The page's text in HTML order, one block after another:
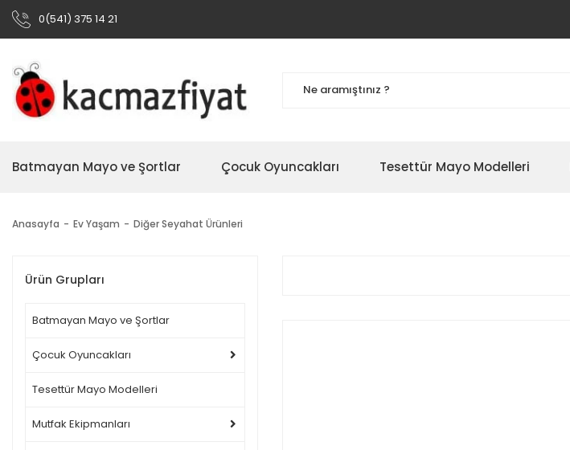
0(541) 375 14 21
Batmayan Mayo ve Şortlar Çocuk Oyuncakları Tesettür Mayo Modelleri
Anasayfa Ev Yaşam Diğer Seyahat Ürünleri
Ürün Grupları
Batmayan Mayo ve Şortlar
Çocuk Oyuncakları
Tesettür Mayo Modelleri
Mutfak Ekipmanları